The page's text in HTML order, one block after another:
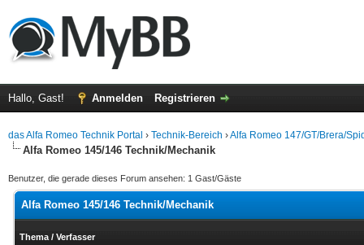
Hallo, Gast! Anmelden Registrieren
das Alfa Romeo Technik Portal › Technik-Bereich ›Alfa Romeo 147/GT/Brera/
Alfa Romeo 145/146 Technik/Mechanik
Benutzer, die gerade dieses Forum ansehen: 1 Gast/Gäste
Alfa Romeo 145/146 Technik/Mechanik
Thema / Verfasser